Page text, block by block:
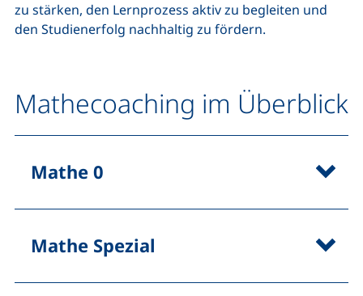
zu stärken, den Lernprozess aktiv zu begleiten und
den Studienerfolg nachhaltig zu fördern.
Mathecoaching im Überblick
Mathe 0
Mathe Spezial